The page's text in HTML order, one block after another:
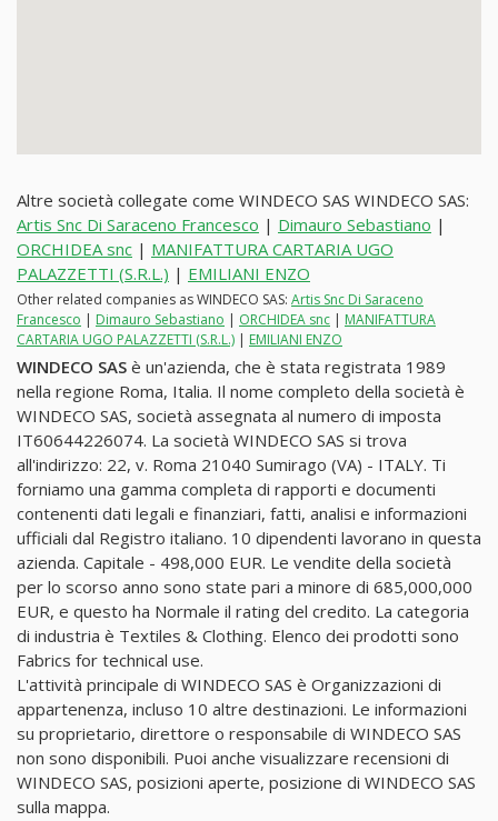
Altre società collegate come WINDECO SAS WINDECO SAS:
Artis Snc Di Saraceno Francesco | Dimauro Sebastiano |
ORCHIDEA snc | MANIFATTURA CARTARIA UGO
PALAZZETTI (S.R.L.) | EMILIANI ENZO
Other related companies as WINDECO SAS: Artis Snc Di Saraceno
Francesco | Dimauro Sebastiano | ORCHIDEA snc | MANIFATTURA
CARTARIA UGO PALAZZETTI (S.R.L.) | EMILIANI ENZO
WINDECO SAS è un'azienda, che è stata registrata 1989
nella regione Roma, Italia. Il nome completo della società è
WINDECO SAS, società assegnata al numero di imposta
IT60644226074. La società WINDECO SAS si trova
all'indirizzo: 22, v. Roma 21040 Sumirago (VA) - ITALY. Ti
forniamo una gamma completa di rapporti e documenti
contenenti dati legali e finanziari, fatti, analisi e informazioni
ufficiali dal Registro italiano. 10 dipendenti lavorano in questa
azienda. Capitale - 498,000 EUR. Le vendite della società
per lo scorso anno sono state pari a minore di 685,000,000
EUR, e questo ha Normale il rating del credito. La categoria
di industria è Textiles & Clothing. Elenco dei prodotti sono
Fabrics for technical use.
L'attività principale di WINDECO SAS è Organizzazioni di
appartenenza, incluso 10 altre destinazioni. Le informazioni
su proprietario, direttore o responsabile di WINDECO SAS
non sono disponibili. Puoi anche visualizzare recensioni di
WINDECO SAS, posizioni aperte, posizione di WINDECO SAS
sulla mappa.